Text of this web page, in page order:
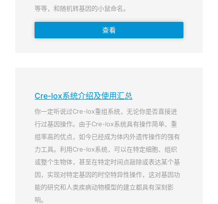
等等，和随机转基因的小鼠命名。
查看
Cre-lox系统介绍及使用汇总
你一定听说过Cre-lox重组系统，无论你是否直接进
行过基因操作。由于Cre-lox系统具有操作简单、重
组率高的优点，如今已经成为体内外遗传操作的强有
力工具。利用Cre-lox系统，可以在特定细胞、组织
或整个生物体，甚至在特定时间点敲除或表达某个基
因，实现对特定基因的时空特异性操作，这对基因功
能的研究和人类疾病动物模型的建立都具有深刻影
响。